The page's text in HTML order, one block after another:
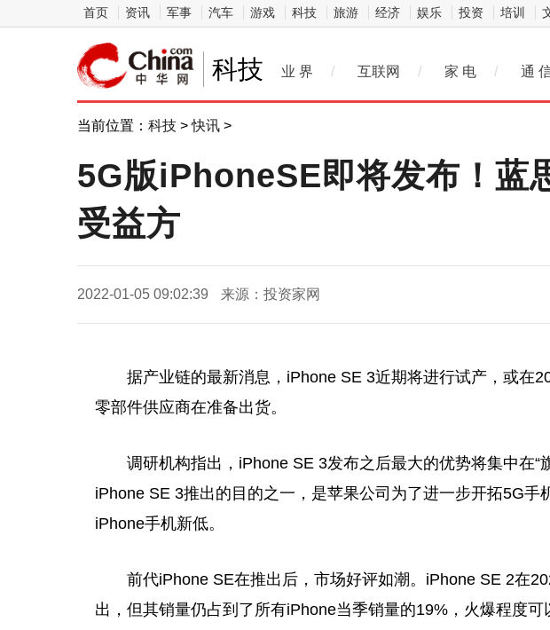
首页 资讯 军事 汽车 游戏 科技 旅游 经济 娱乐 投资 培训
科技 业 界 / 互联网 / 家 电 / 通
当前位置： 科技 >快讯 >
5G版iPhoneSE即将发布！蓝
受益方
2022-01-05 09:02:39 来源：投资家网
据产业链的最新消息，iPhone SE 3近期将进行试产，或在
零部件供应商在准备出货。
调研机构指出，iPhone SE 3发布之后最大的优势将集中在“
iPhone SE 3推出的目的之一，是苹果公司为了进一步开拓5G手
iPhone手机新低。
前代iPhone SE在推出后，市场好评如潮。iPhone SE 2在
出，但其销量仍占到了所有iPhone当季销量的19%，火爆程度可